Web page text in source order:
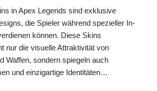
in Apex Legends sind exklusive
die Spieler während spezieller In-
können. Diese Skins
nur die visuelle Attraktivität von
Waffen, sondern spiegeln auch
und einzigartige Identitäten…